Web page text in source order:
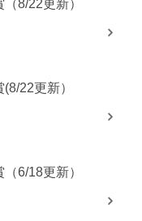
8/22更新）
22更新）
6/18更新）